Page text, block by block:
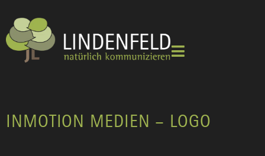
INMOTION MEDIEN – LOGO